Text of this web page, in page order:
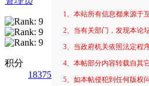
积分
18375
1、本站所有信息都来源于
2、当有关部门，发现本论
3、当政府机关依照法定程
4、本帖部分内容转载自其
5、如本帖侵犯到任何版权